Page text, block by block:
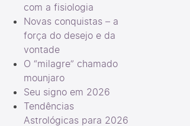
com a fisiologia
Novas conquistas – a
força do desejo e da
vontade
O “milagre” chamado
mounjaro
Seu signo em 2026
Tendências
Astrológicas para 2026